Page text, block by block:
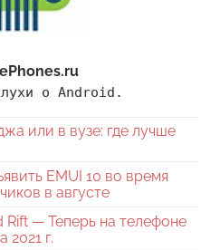
о Android.
или в вузе: где лучше
EMUI 10 во время
в августе
Rift — Теперь на телефоне
2021 г.